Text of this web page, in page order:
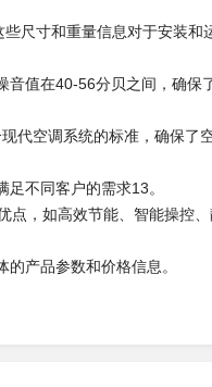
尺寸和重量信息对于安装和
值在40-56分贝之间，确保
代空调系统的标准，确保了
不同客户的需求‌13。
点，如高效节能、智能操控
产品参数和价格信息。